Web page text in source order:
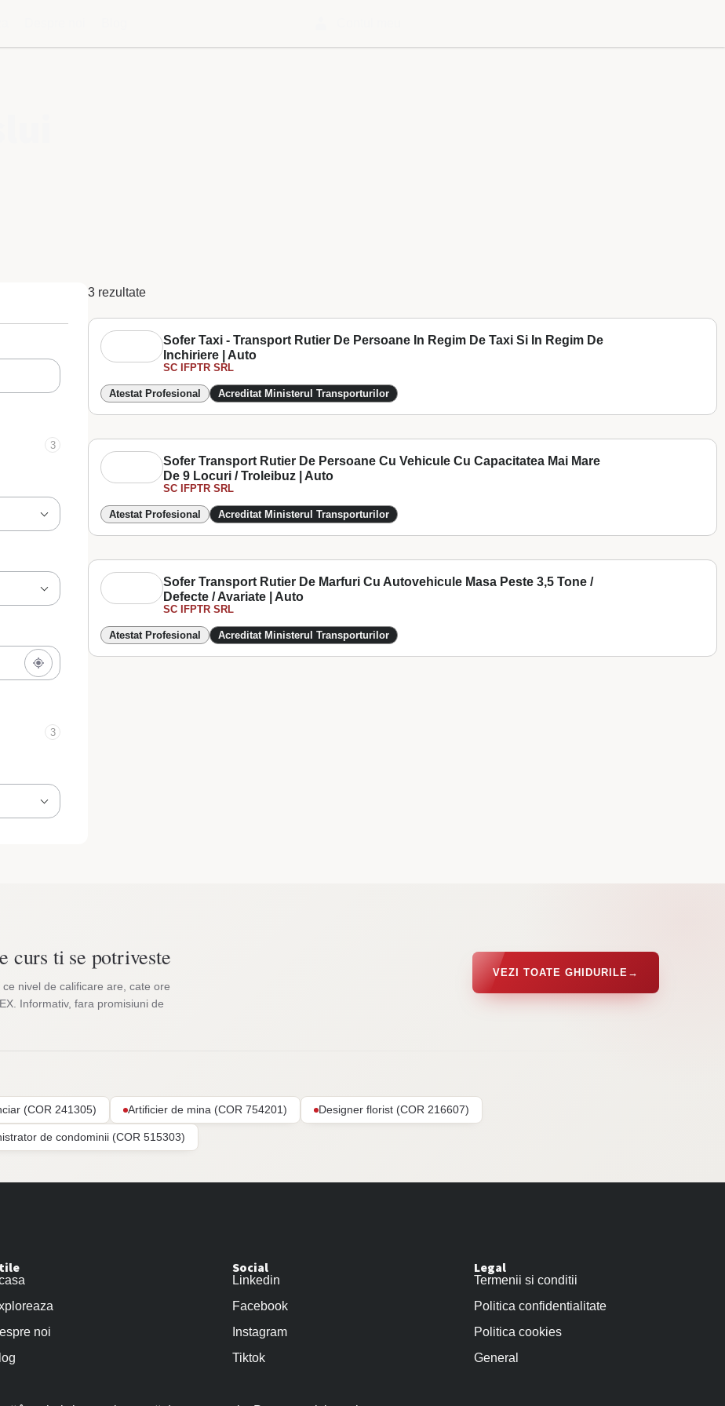
3
3
3 rezultate
Sofer Taxi - Transport Rutier De Persoane In Regim De Taxi Si In Regim De
Inchiriere | Auto
SC IFPTR SRL
Atestat Profesional Acreditat Ministerul Transporturilor
Sofer Transport Rutier De Persoane Cu Vehicule Cu Capacitatea Mai Mare
De 9 Locuri / Troleibuz | Auto
SC IFPTR SRL
Atestat Profesional Acreditat Ministerul Transporturilor
Sofer Transport Rutier De Marfuri Cu Autovehicule Masa Peste 3,5 Tone /
Defecte / Avariate | Auto
SC IFPTR SRL
Atestat Profesional Acreditat Ministerul Transporturilor
curs ti se potriveste
nivel de calificare are, cate ore
Informativ, fara promisiuni de
VEZI TOATE GHIDURILE →
(COR 241305) Artificier de mina (COR 754201) Designer florist (COR 216607)
de condominii (COR 515303)
noi
Social
Linkedin
Facebook
Instagram
Tiktok
Legal
Termenii si conditii
Politica confidentialitate
Politica cookies
General